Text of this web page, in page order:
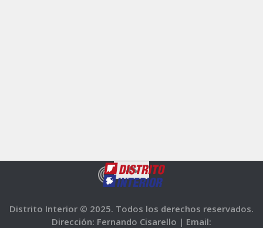
Distrito Interior © 2025. Todos los derechos reservados.
Dirección: Fernando Cisarello | Email: